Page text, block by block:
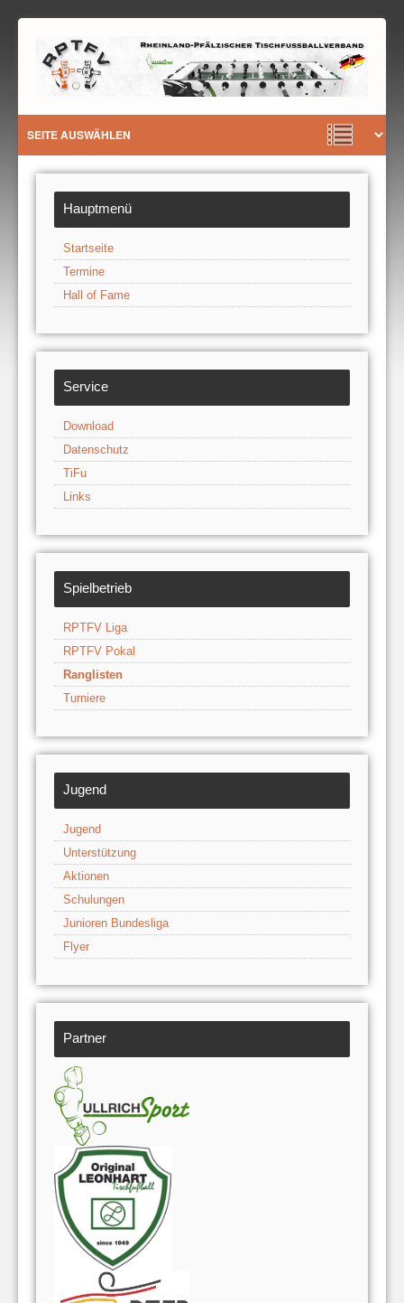
Hauptmenü
Startseite
Termine
Hall of Fame
Service
Download
Datenschutz
TiFu
Links
Spielbetrieb
RPTFV Liga
RPTFV Pokal
Ranglisten
Turniere
Jugend
Jugend
Unterstützung
Aktionen
Schulungen
Junioren Bundesliga
Flyer
Partner